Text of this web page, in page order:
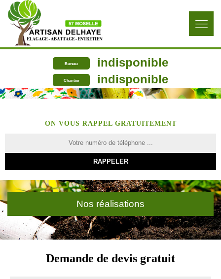
Bureau indisponible
Chantier indisponible
ON VOUS RAPPEL GRATUITEMENT
Nos réalisations
Demande de devis gratuit